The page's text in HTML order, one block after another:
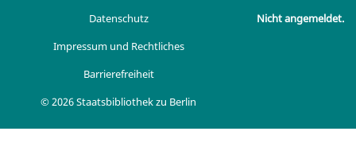
Datenschutz
Impressum und Rechtliches
Barrierefreiheit
© 2026 Staatsbibliothek zu Berlin
Nicht angemeldet.